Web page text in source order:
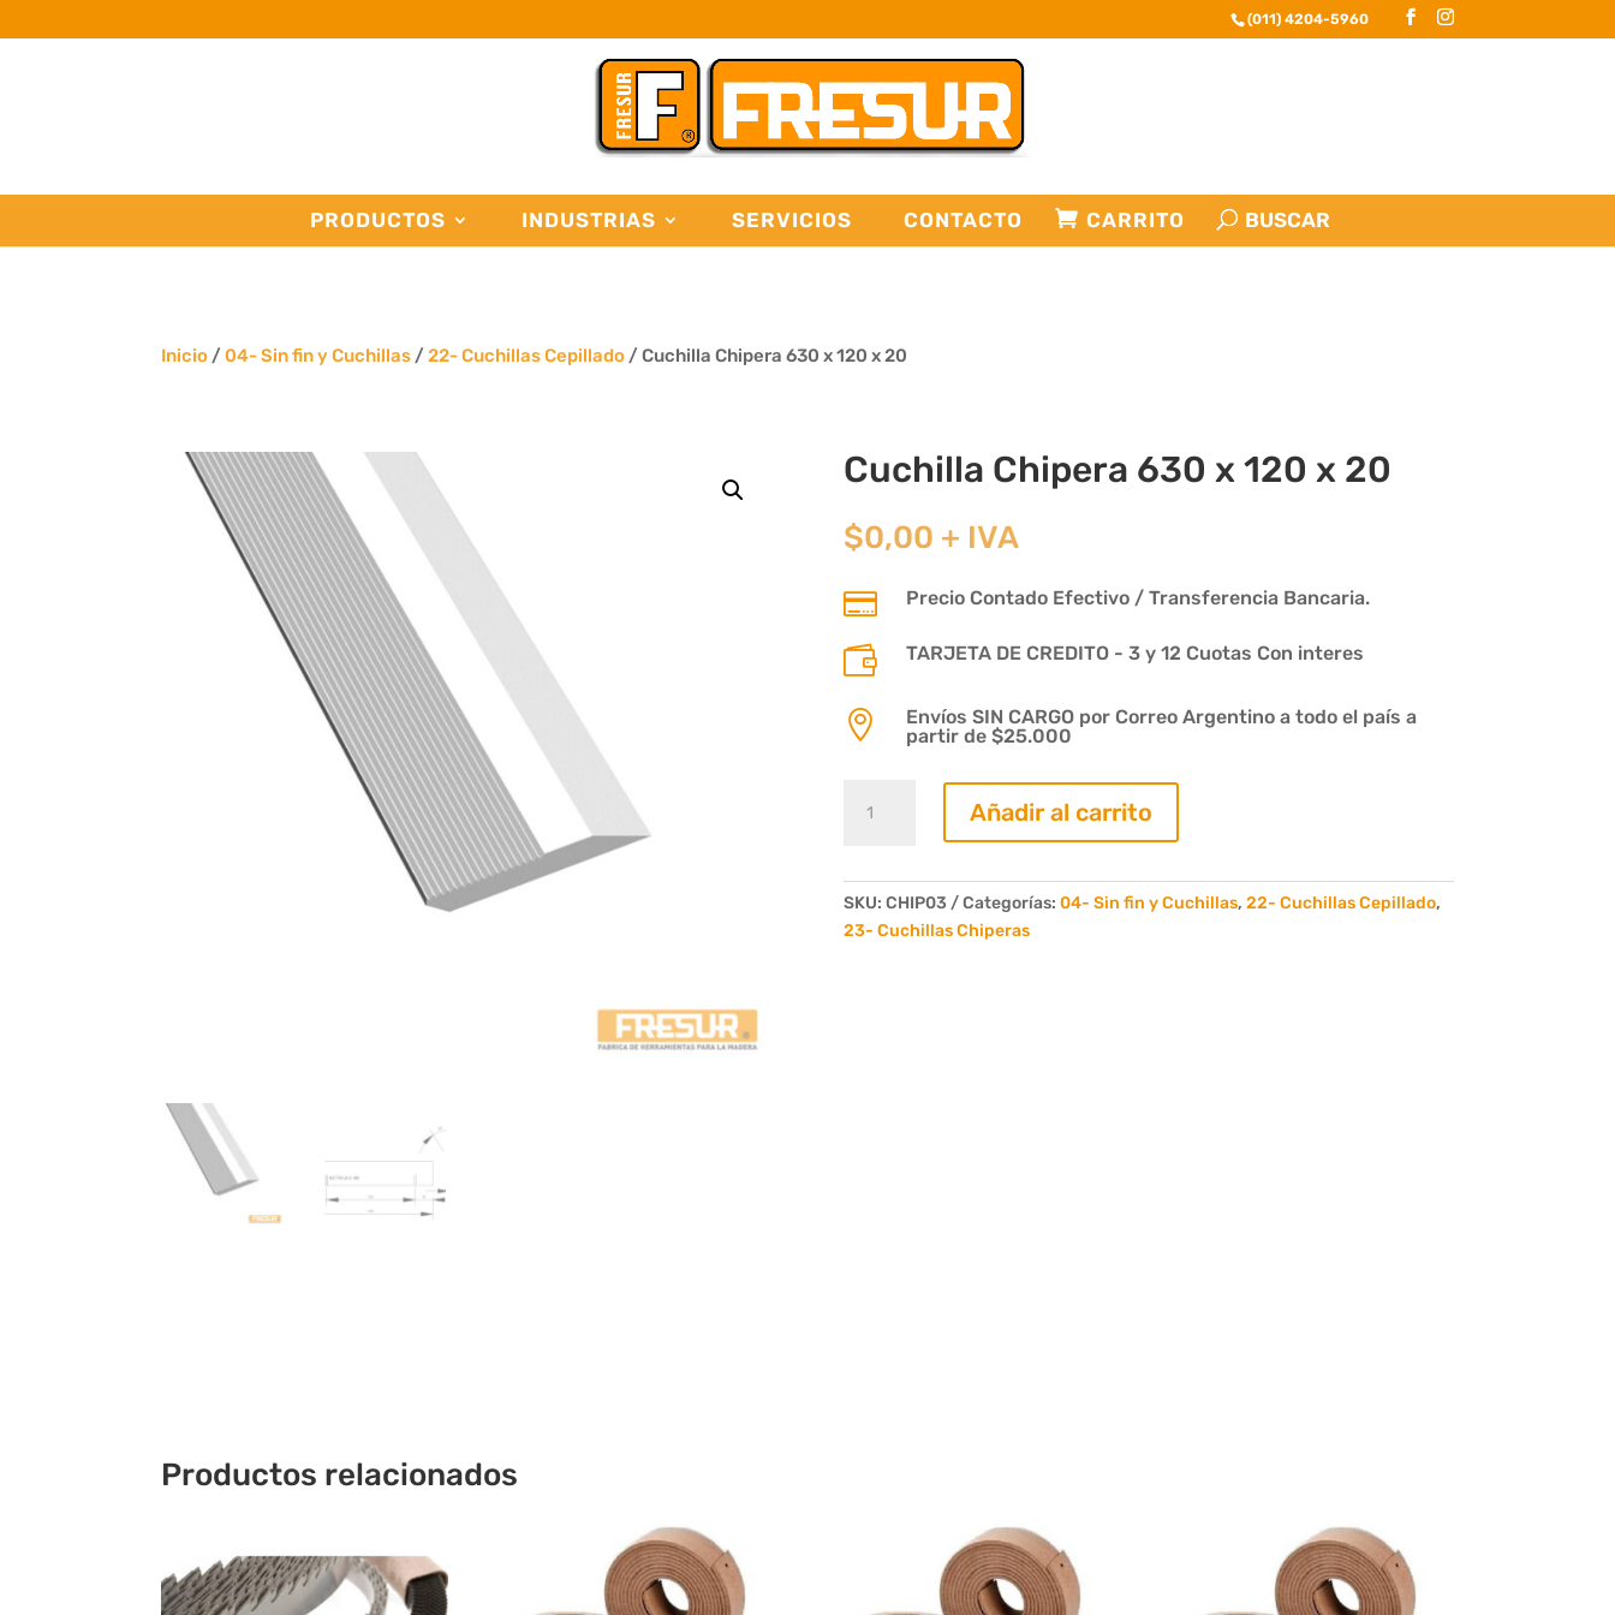
(011) 4204-5960
PRODUCTOS INDUSTRIAS SERVICIOS CONTACTO CARRITO
Inicio /04- Sin fin y Cuchillas /22- Cuchillas Cepillado / Cuchilla Chipera 630 x 120 x 20
Cuchilla Chipera 630 x 120 x 20
$0,00 + IVA
 Precio Contado Efectivo / Transferencia Bancaria.
 TARJETA DE CREDITO - 3 y 12 Cuotas Con interes

Envíos SIN CARGO por Correo Argentino a todo el país a
partir de $25.000
Chipera
120
x
Añadir al carrito
SKU: CHIP03 Categorías: 04- Sin fin y Cuchillas, 22- Cuchillas Cepillado,
23- Cuchillas Chiperas
Productos relacionados